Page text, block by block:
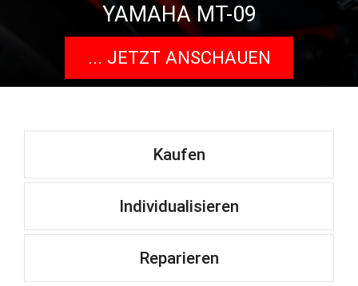
YAMAHA MT-09
... JETZT ANSCHAUEN
Kaufen
Individualisieren
Reparieren